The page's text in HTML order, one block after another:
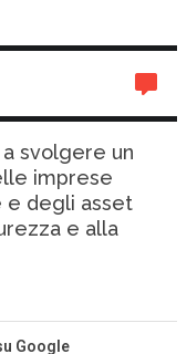
svolgere un
imprese
e degli asset
e alla
Google